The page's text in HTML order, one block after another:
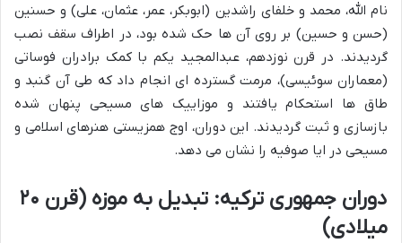
نام الله، محمد و خلفای راشدین (ابوبکر، عمر، عثمان، علی) و حسنین
(حسن و حسین) بر روی آن ها حک شده بود، در اطراف سقف نصب
گردیدند. در قرن نوزدهم، عبدالمجید یکم با کمک برادران فوساتی
(معماران سوئیسی)، مرمت گسترده ای انجام داد که طی آن گنبد و
طاق ها استحکام یافتند و موزاییک های مسیحی پنهان شده
بازسازی و ثبت گردیدند. این دوران، اوج همزیستی هنرهای اسلامی و
مسیحی در ایا صوفیه را نشان می دهد.
دوران جمهوری ترکیه: تبدیل به موزه (قرن ۲۰
میلادی)